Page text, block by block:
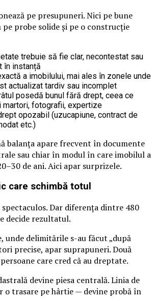
pe presupuneri. Nici pe bune
pe probe solide și pe o construcție
trebuie să fie clar, necontestat sau
în instanță
a imobilului, mai ales în zonele unde
actualizat tardiv sau incomplet
posedă bunul fără drept, ceea ce
martori, fotografii, expertize
opozabil (uzucapiune, contract de
etc.)
balanța apare frecvent în documente
sau chiar în modul în care imobilul a
de ani. Aici apar surprizele.
care schimbă totul
spectaculos. Dar diferența dintre 480
decide rezultatul.
unde delimitările s-au făcut „după
precise, apar suprapuneri. Două
care cred că au dreptate.
devine piesa centrală. Linia de
o trasare pe hârtie — devine probă în